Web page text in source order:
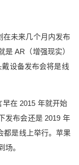
未来几个月内发布
AR（增强现实）
设备发布会将是线
在 2015 年就开始
发布会还是 2019 年
都是线上举行。苹果
场。
个月内发
果计划在未来几
reality ，
线下举行，不
出 VR/AR 头
是 2019 年 9
布会都是线上